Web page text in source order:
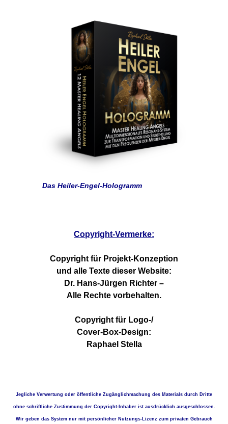
Das Heiler-Engel-Hologramm
Copyright-Vermerke:
Copyright für Projekt-Konzeption
und alle Texte dieser Website:
Dr. Hans-Jürgen Richter –
Alle Rechte vorbehalten.
Copyright für Logo-/
Cover-Box-Design:
Raphael Stella
Jegliche Verwertung oder öffentliche Zugänglichmachung des Materials durch Dritte
ohne schriftliche Zustimmung der Copyright-Inhaber ist ausdrücklich ausgeschlossen.
Wir geben das System nur mit persönlicher Nutzungs-Lizenz zum privaten Gebrauch